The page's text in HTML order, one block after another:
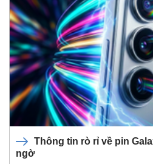
Thông tin rò rỉ về pin
ngờ